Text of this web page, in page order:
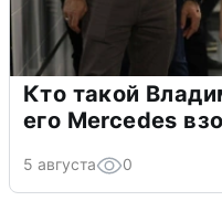
Кто такой
его Mercedes
5 августа 0